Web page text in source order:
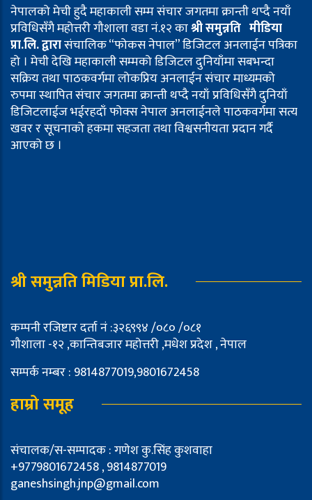
नेपालको मेची हुदै महाकाली सम्म संचार जगतमा क्रान्ती थप्दै नयाँ
प्रविधिसँगै महोत्तरी गौशाला वडा नं.१२ काश्री समुन्नति मीडिया
प्रा.लि. द्वारासंचालिक “फोकस नेपाल” डिजिटल अनलाईन पत्रिका
हो । मेची देखि महाकाली सम्मको डिजिटल दुनियाँमा सबभन्दा
सक्रिय तथा पाठकवर्गमा लोकप्रिय अनलाईन संचार माध्यमको
रुपमा स्थापित संचार जगतमा क्रान्ती थप्दै नयाँ प्रविधिसँगै दुनियाँ
डिजिटलाईज भईरहदाँ फोक्स नेपाल अनलाईनले पाठकवर्गमा सत्य
खवर र सूचनाको हकमा सहजता तथा विश्वसनीयता प्रदान गर्दै
आएको छ ।
श्री समुन्नति मिडिया प्रा.लि.
कम्पनी रजिष्टार दर्ता नं :३२६९९४ /०८० /०८१
गौशाला -१२ ,कान्तिबजार महोत्तरी ,मधेश प्रदेश , नेपाल
सम्पर्क नम्बर : 9814877019,9801672458
हाम्रो समूह
संचालक/स-सम्पादक : गणेश कु.सिंह कुशवाहा
+9779801672458 , 9814877019
ganeshsingh.jnp@gmail.com